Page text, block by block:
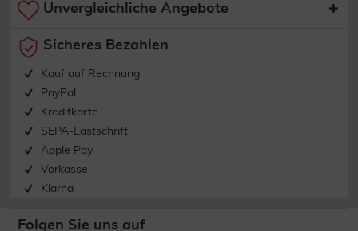
Unvergleichliche Angebote
Sicheres Bezahlen
Kauf auf Rechnung
PayPal
Kreditkarte
SEPA-Lastschrift
Apple Pay
Vorkasse
Klarna
Folgen Sie uns auf